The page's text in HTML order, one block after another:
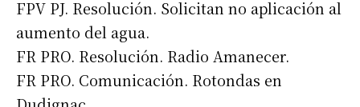
Dirección de correo electrónico*
Nombre
FPV PJ. Resolución. Solicitan no aplicación al
aumento del agua.
FR PRO. Resolución. Radio Amanecer.
FR PRO. Comunicación. Rotondas en